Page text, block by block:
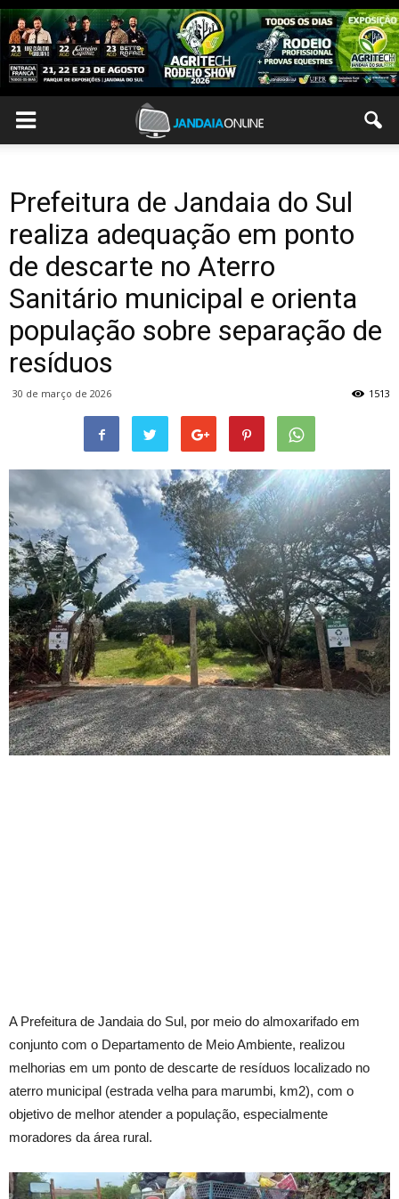
Prefeitura de Jandaia do Sul
realiza adequação em ponto
de descarte no Aterro
Sanitário municipal e orienta
população sobre separação de
resíduos
30 de março de 2026 1513
A Prefeitura de Jandaia do Sul, por meio do almoxarifado em
conjunto com o Departamento de Meio Ambiente, realizou
melhorias em um ponto de descarte de resíduos localizado no
aterro municipal (estrada velha para marumbi, km2), com o
objetivo de melhor atender a população, especialmente
moradores da área rural.